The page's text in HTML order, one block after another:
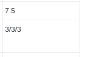
7.5
3/3/3